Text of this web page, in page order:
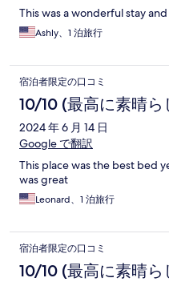
This was a wonderful stay
Ashly、1 泊旅行
宿泊者限定の口コミ
10/10 (最高に素晴ら
2024 年 6 月 14 日
Google で翻訳
This place was the best bed
was great
Leonard、1 泊旅行
宿泊者限定の口コミ
10/10 (最高に素晴ら